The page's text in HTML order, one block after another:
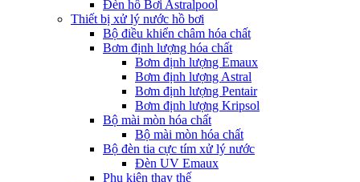
Đèn hồ Bơi Astralpool
Thiết bị xử lý nước hồ bơi
Bộ điều khiển châm hóa chất
Bơm định lượng hóa chất
Bơm định lượng Emaux
Bơm định lượng Astral
Bơm định lượng Pentair
Bơm định lượng Kripsol
Bộ mài mòn hóa chất
Bộ mài mòn hóa chất
Bộ đèn tia cực tím xử lý nước
Đèn UV Emaux
Phụ kiện thay thế